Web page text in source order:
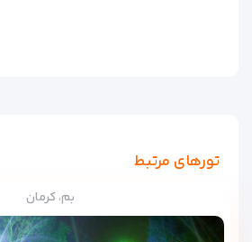
تورهای مرتبط
بم، کرمان